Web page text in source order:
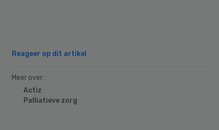
Reageer op dit artikel
Meer over:
Actiz
Palliatieve zorg